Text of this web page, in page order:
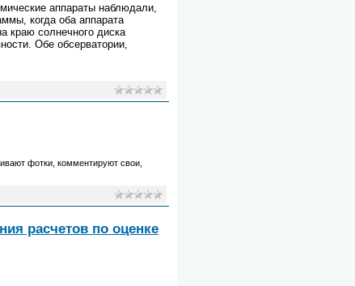
аппараты наблюдали,
когда оба аппарата
краю солнечного диска
Обе обсерватории,
фотки, комментируют свои,
расчетов по оценке